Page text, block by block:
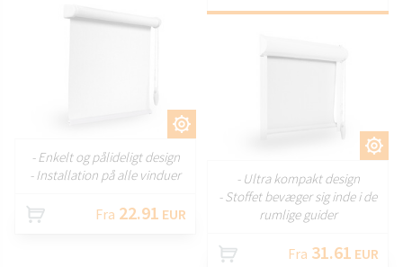
- Enkelt og pålideligt design
- Installation på alle vinduer
Fra 22.91 EUR
- Ultra kompakt design
- Stoffet bevæger sig inde i de
rumlige guider
Fra 31.61 EUR